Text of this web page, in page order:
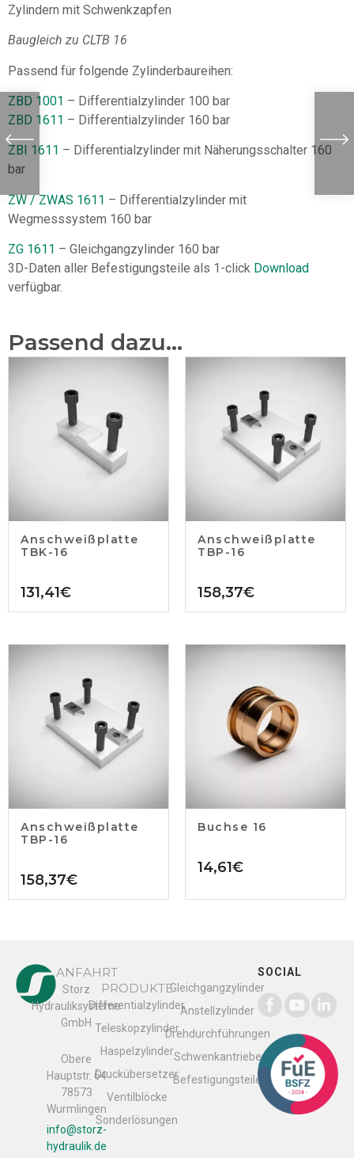
Zylindern mit Schwenkzapfen
Baugleich zu CLTB 16
Passend für folgende Zylinderbaureihen:
ZBD 1001 – Differentialzylinder 100 bar
ZBD 1611 – Differentialzylinder 160 bar
ZBI 1611 – Differentialzylinder mit Näherungsschalter 160
bar
ZW / ZWAS 1611 – Differentialzylinder mit
Wegmesssystem 160 bar
ZG 1611 – Gleichgangzylinder 160 bar
3D-Daten aller Befestigungsteile als 1-click Download
verfügbar.
Passend dazu...
Anschweißplatte
TBK-16
131,41€
Anschweißplatte
TBP-16
158,37€
Anschweißplatte
TBP-16
158,37€
Buchse 16
14,61€
ANFAHRT
Storz
Hydrauliksysteme
GmbH
Obere
Hauptstr. 64
78573
Wurmlingen
info@storz-
hydraulik.de
PRODUKTE
Differentialzylinder
Teleskopzylinder
Haspelzylinder
Druckübersetzer
Ventilblöcke
Sonderlösungen
Gleichgangzylinder
Anstellzylinder
Drehdurchführungen
Schwenkantriebe
Befestigungsteile
SOCIAL